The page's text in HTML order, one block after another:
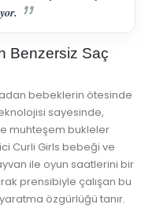
Benzersiz Saç
bebeklerin ötesinde
sayesinde,
muhteşem bukleler
Curli Girls bebeği ve
ile oyun saatlerini bir
prensibiyle çalışan bu
özgürlüğü tanır.